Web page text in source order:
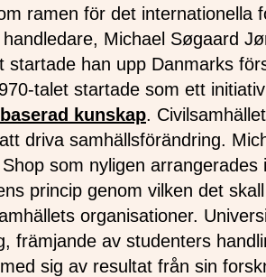
ramen för det internationella
Michael Søgaard
han upp Danmarks
talet startade som ett
kunskap.
driva samhällsförändring.
som nyligen
princip genom vilken det
organisationer.
främjande av studenters
sig av resultat från sin